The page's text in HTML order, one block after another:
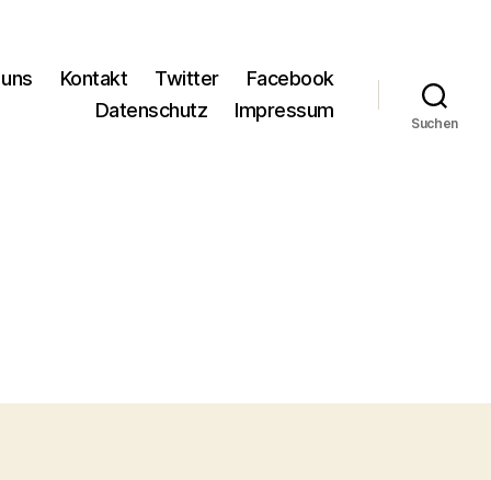
Kontakt Twitter
Facebook
Datenschutz
Impressum
Suchen